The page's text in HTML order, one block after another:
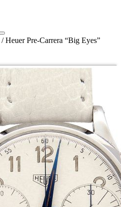
Search
/ Heuer Pre-Carrera “Big Eyes”